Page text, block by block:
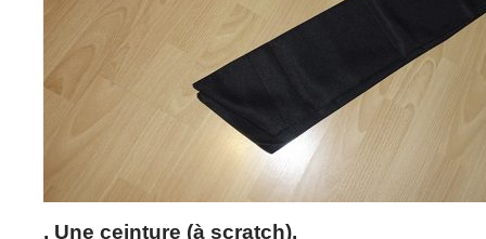
. Une ceinture (à scratch).